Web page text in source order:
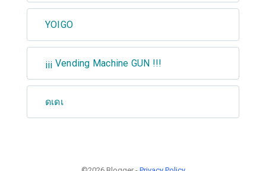
YOIGO
¡¡¡ Vending Machine GUN !!!
ดเดเ